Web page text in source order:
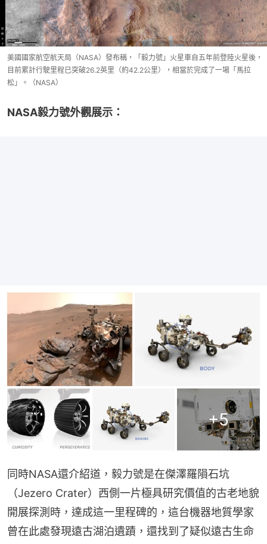
美國國家航空航天局（NASA）發布稱，「毅力號」火星車自五年前登陸火星後，
目前累計行駛里程已突破26.2英里（約42.2公里），相當於完成了一場「馬拉
松」。（NASA）
NASA毅力號外觀展示：
+5
同時NASA還介紹道，毅力號是在傑澤羅隕石坑
（Jezero Crater）西側一片極具研究價值的古老地貌
開展探測時，達成這一里程碑的，這台機器地質學家
曾在此處發現遠古湖泊遺蹟，還找到了疑似遠古生命